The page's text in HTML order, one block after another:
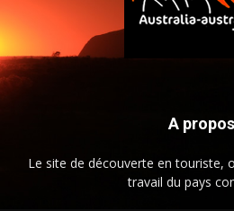
A propos
Le site de découverte en touriste,
travail du pays